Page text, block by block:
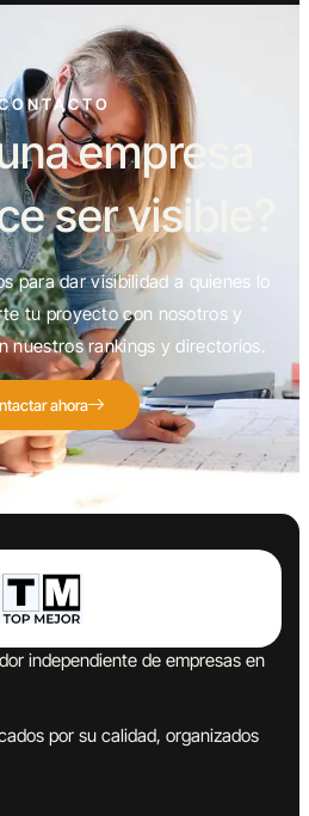
empresa
ser visible?
para dar visibilidad a quienes lo
tu proyecto con nosotros y
nuestros rankings y directorios.
ahora
independiente de empresas en
por su calidad, organizados